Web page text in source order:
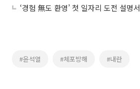
‘경험 無도 환영’ 첫 일자리 도전 설명서
#윤석열 #체포방해 #내란